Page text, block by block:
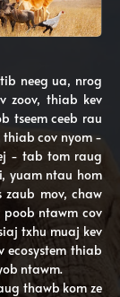
neeg ua, nrog
zoov, thiab kev
tseem ceeb rau
thiab cov nyom -
- tab tom raug
yuam ntau hom
mov, chaw
poob ntawm cov
txhu muaj kev
ecosystem thiab
ntawm.
thawb kom ze